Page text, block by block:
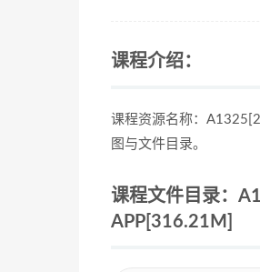
课程介绍：
课程资源名称：
图与文件目录。
课程文件目录：
APP[316.21M]